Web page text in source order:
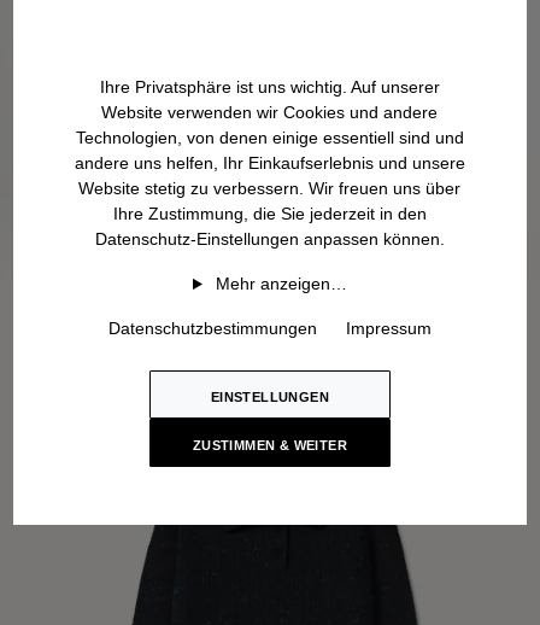
Ihre Privatsphäre ist uns wichtig. Auf unserer
Website verwenden wir Cookies und andere
Technologien, von denen einige essentiell sind und
andere uns helfen, Ihr Einkaufserlebnis und unsere
Website stetig zu verbessern. Wir freuen uns über
Ihre Zustimmung, die Sie jederzeit in den
Datenschutz-Einstellungen anpassen können.
Mehr anzeigen…
Datenschutzbestimmungen Impressum
EINSTELLUNGEN
ZUSTIMMEN & WEITER